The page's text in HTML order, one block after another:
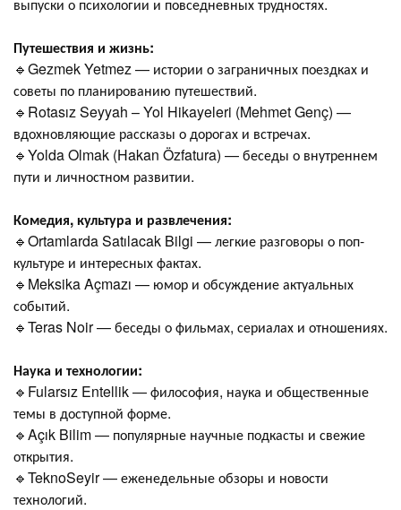
Путешествия и жизнь:
🔹Gezmek Yetmez — истории о заграничных поездках и
советы по планированию путешествий.
🔹Rotasız Seyyah – Yol Hikayeleri (Mehmet Genç) —
вдохновляющие рассказы о дорогах и встречах.
🔹Yolda Olmak (Hakan Özfatura) — беседы о внутреннем
пути и личностном развитии.
Комедия, культура и развлечения:
🔹Ortamlarda Satılacak Bilgi — легкие разговоры о поп-
культуре и интересных фактах.
🔹Meksika Açmazı — юмор и обсуждение актуальных
событий.
🔹Teras Noir — беседы о фильмах, сериалах и отношениях.
Наука и технологии:
🔹Fularsız Entellik — философия, наука и общественные
темы в доступной форме.
🔹Açık Bilim — популярные научные подкасты и свежие
открытия.
🔹TeknoSeyir — еженедельные обзоры и новости
технологий.